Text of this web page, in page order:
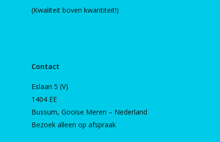
(Kwaliteit boven kwantiteit!)
Contact
Eslaan 5 (V)
1404 EE
Bussum, Gooise Meren – Nederland
Bezoek alleen op afspraak